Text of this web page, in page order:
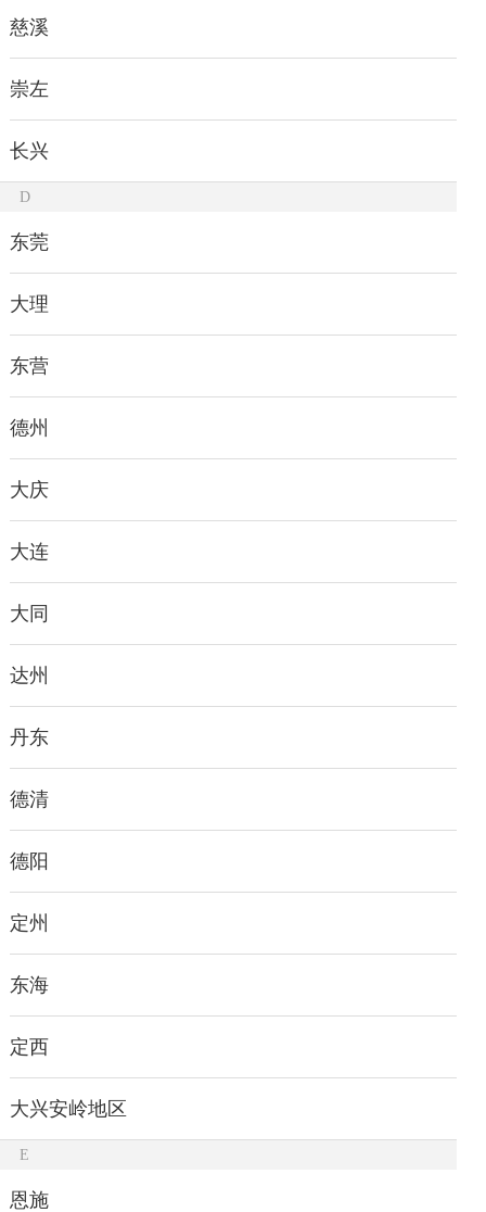
慈溪
崇左
长兴
D
东莞
大理
东营
德州
大庆
大连
大同
达州
丹东
德清
德阳
定州
东海
定西
大兴安岭地区
E
恩施